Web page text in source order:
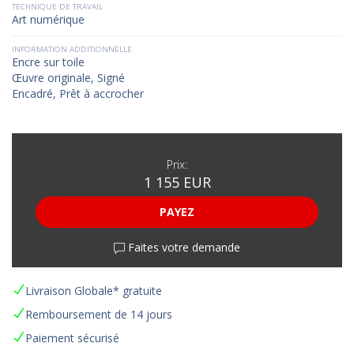
TECHNIQUE DE TRAVAIL
Art numérique
INFORMATION ADDITIONNELLE
Encre sur toile
Œuvre originale, Signé
Encadré, Prêt à accrocher
Prix:
1 155 EUR
PAYEZ
Faites votre demande
Livraison Globale* gratuite
Remboursement de 14 jours
Paiement sécurisé